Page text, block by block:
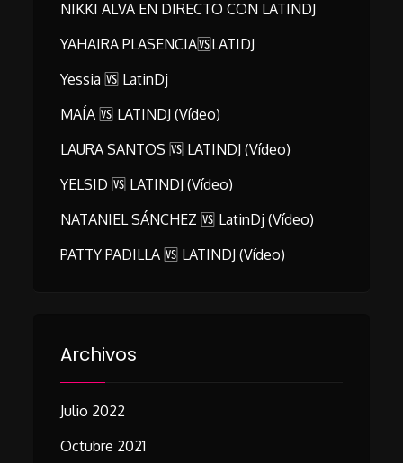
NIKKI ALVA EN DIRECTO CON LATINDJ
YAHAIRA PLASENCIA🆚LATIDJ
Yessia 🆚 LatinDj
MAÍA 🆚 LATINDJ (vídeo)
LAURA SANTOS 🆚 LATINDJ (vídeo)
YELSID 🆚 LATINDJ (vídeo)
NATANIEL SÁNCHEZ 🆚 LatinDj (vídeo)
PATTY PADILLA 🆚 LATINDJ (vídeo)
Archivos
Julio 2022
Octubre 2021